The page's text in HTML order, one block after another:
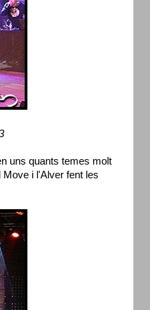
uns quants temes molt
i l'Alver fent les